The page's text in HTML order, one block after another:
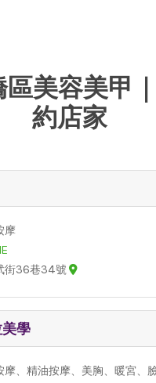
區美容美甲
約店家
摩
街36巷34號
學
摩、精油按摩、美胸、暖宮、